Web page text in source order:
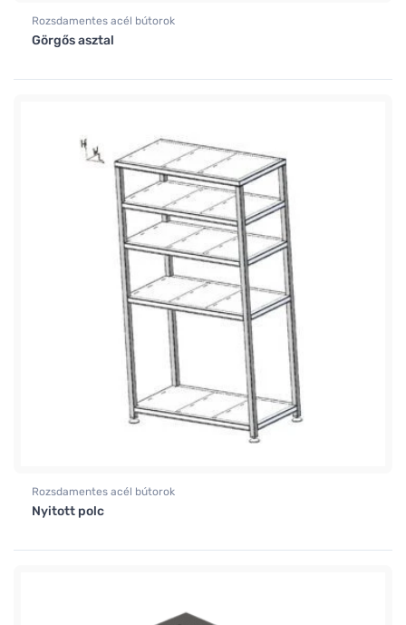
Rozsdamentes acél bútorok
Görgős asztal
Rozsdamentes acél bútorok
Nyitott polc